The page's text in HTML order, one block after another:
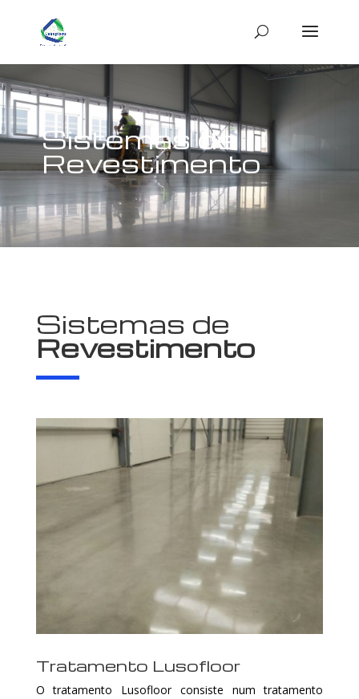
Sistemas de
Revestimento
Sistemas de
Revestimento
Tratamento Lusofloor
O tratamento Lusofloor consiste num tratamento